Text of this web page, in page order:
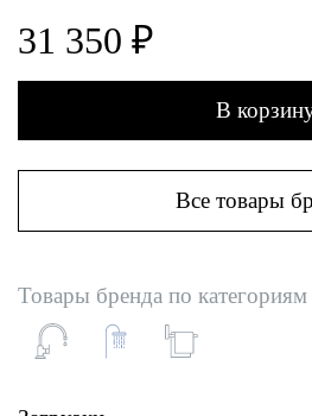
31 350 ₽
В
Все товары
Товары бренда по категориям